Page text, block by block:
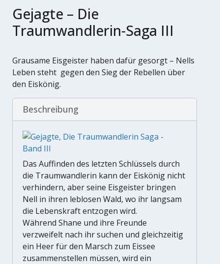
Gejagte – Die
Traumwandlerin-Saga III
Grausame Eisgeister haben dafür gesorgt – Nells
Leben steht gegen den Sieg der Rebellen über
den Eiskönig.
Beschreibung
Das Auffinden des letzten Schlüssels durch
die Traumwandlerin kann der Eiskönig nicht
verhindern, aber seine Eisgeister bringen
Nell in ihren leblosen Wald, wo ihr langsam
die Lebenskraft entzogen wird.
Während Shane und ihre Freunde
verzweifelt nach ihr suchen und gleichzeitig
ein Heer für den Marsch zum Eissee
zusammenstellen müssen, wird ein